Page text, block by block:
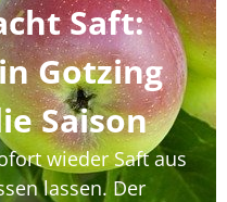
Saft:
Gotzing
Saison
wieder Saft aus
lassen. Der